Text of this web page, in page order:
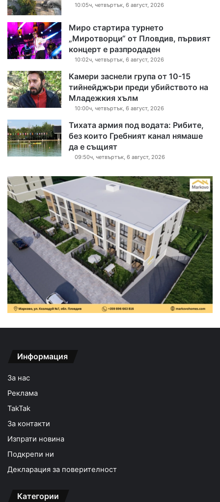
10:05ч, четвъртък, 6 август, 2026
Миро стартира турнето
„Миротворци“ от Пловдив, първият
концерт е разпродаден
10:02ч, четвъртък, 6 август, 2026
Камери заснели група от 10-15
тийнейджъри преди убийството на
Младежкия хълм
10:00ч, четвъртък, 6 август, 2026
Тихата армия под водата: Рибите,
без които Гребният канал нямаше
да е същият
09:50ч, четвъртък, 6 август, 2026
Информация
За нас
Реклама
TakTak
За контакти
Изпрати новина
Подкрепи ни
Декларация за поверителност
Категории